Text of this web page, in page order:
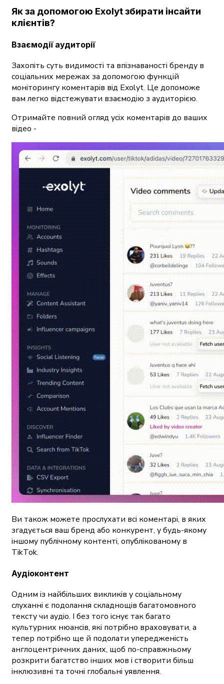
Як за допомогою Exolyt збирати інсайти
клієнтів?
Взаємодії аудиторії
Захопіть суть видимості та впізнаваності бренду в
соціальних мережах за допомогою функцій
моніторингу коментарів від Exolyt. Це допоможе
вам легко відстежувати взаємодію з аудиторією.
Отримайте повний огляд усіх коментарів до ваших
відео -
Ви також можете прослухати всі коментарі, в яких
згадується ваш бренд або конкурент, у будь-якому
іншому публічному контенті, опублікованому в
TikTok.
Аудіоконтент
Одним із найбільших викликів у соціальному
слуханні є подолання складнощів багатомовного
тексту чи аудіо. І без того існує так багато
культурних нюансів, які потрібно враховувати, а
тепер потрібно ще й подолати упередженість
англоцентричних даних, щоб по-справжньому
розкрити багатство інших мов і створити більш
інклюзивні та точні глобальні уявлення.